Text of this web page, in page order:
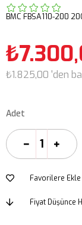
BMC FBSA110-200
₺1.825,00 'den
Adet
Favorilere Ekle
Fiyat Düşünce